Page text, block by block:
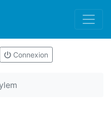
Connexion